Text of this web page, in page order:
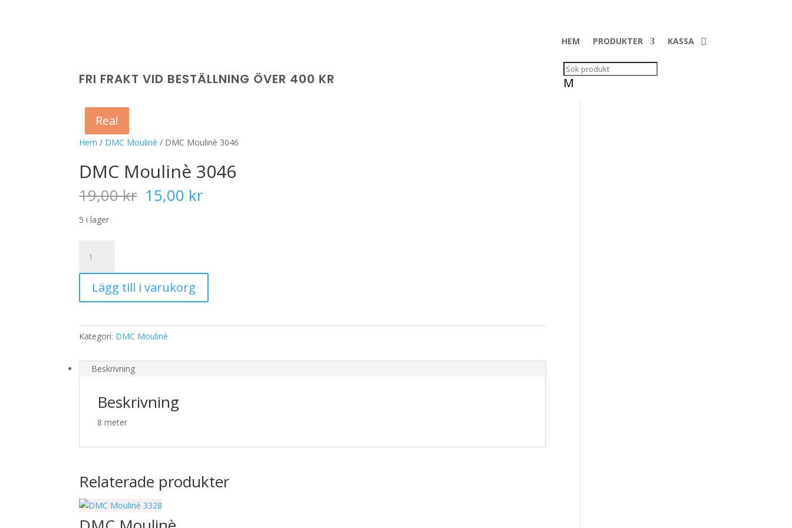
HEM PRODUKTER KASSA
FRI FRAKT VID BESTÄLLNING ÖVER 400 KR M
Hem / DMC Moulinè / DMC Moulinè 3046
Rea!
DMC Moulinè 3046
19,00kr Det
ursprungliga
15,00 krDet
5 i lager
Moulinè
3046
mängdLägg till i varukorg
Kategori: DMC Moulinè
Beskrivning
Beskrivning
8 meter
Relaterade produkter
Rea!
Rea!
Rea!